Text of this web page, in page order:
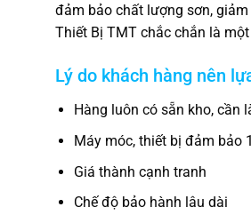
đảm bảo chất lượng sơn,
Thiết Bị TMT chắc chắn là
Lý do khách hàng nên
Hàng luôn có sẵn kho, cần
Máy móc, thiết bị đảm bảo
Giá thành cạnh tranh
Chế độ bảo hành lâu dài